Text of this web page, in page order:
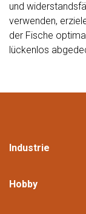
und
verwenden,
der Fische
lückenlos
Industrie
Hobby